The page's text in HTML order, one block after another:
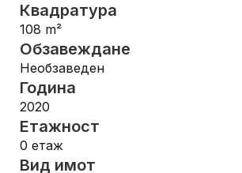
Квадратура
108 m²
Обзавеждане
Необзаведен
Година
2020
Етажност
0 етаж
Вид имот